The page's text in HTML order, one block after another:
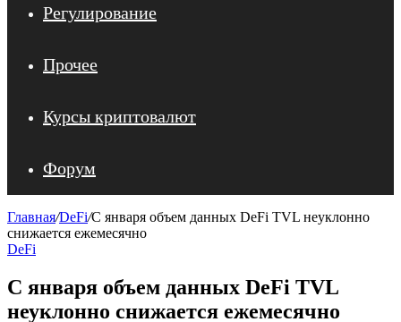
Регулирование
Прочее
Курсы криптовалют
Форум
Главная/DeFi/С января объем данных DeFi TVL неуклонно
снижается ежемесячно
DeFi
С января объем данных DeFi TVL
неуклонно снижается ежемесячно